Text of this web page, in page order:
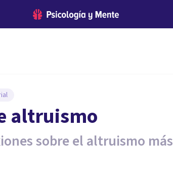
altruismo
sobre el altruismo más